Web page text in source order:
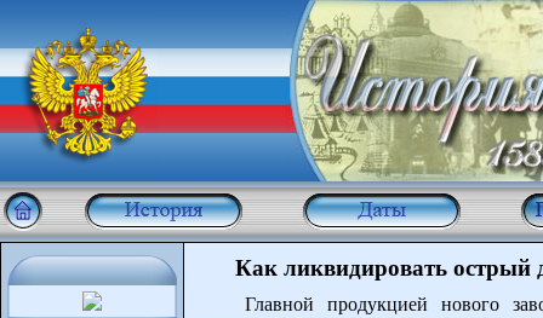
Как ликвидировать острый
Главной продукцией нового